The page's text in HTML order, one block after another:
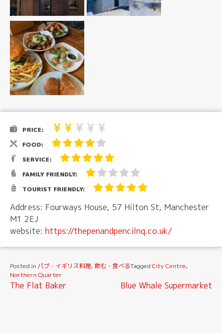
PRICE:
FOOD:
SERVICE:
FAMILY FRIENDLY:
TOURIST FRIENDLY:
Address: Fourways House, 57 Hilton St, Manchester
M1 2EJ
website: https://thepenandpencilnq.co.uk/
Posted in パブ・イギリス料理, 飲む・食べるTagged City Centre,
Northern Quarter
投
The Flat Baker Blue Whale Supermarket